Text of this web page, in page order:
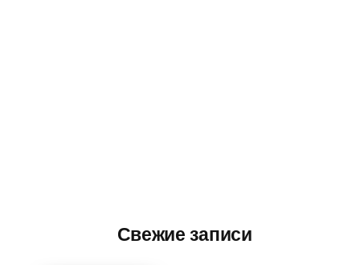
Свежие записи